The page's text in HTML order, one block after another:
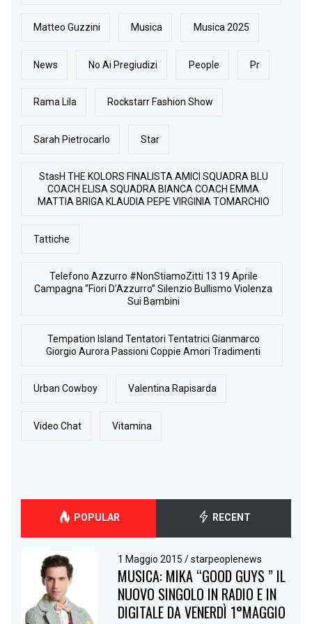
Matteo Guzzini Musica Musica 2025
News No Ai Pregiudizi People Pr
Rama Lila Rockstarr Fashion Show
Sarah Pietrocarlo Star
StasH THE KOLORS FINALISTA AMICI SQUADRA BLU
COACH ELISA SQUADRA BIANCA COACH EMMA
MATTIA BRIGA KLAUDIA PEPE VIRGINIA TOMARCHIO
Tattiche
Telefono Azzurro #NonStiamoZitti 13 19 Aprile
Campagna “Fiori D’Azzurro” Silenzio Bullismo Violenza
Sui Bambini
Tempation Island Tentatori Tentatrici Gianmarco
Giorgio Aurora Passioni Coppie Amori Tradimenti
Urban Cowboy Valentina Rapisarda
Video Chat Vitamina
POPULAR RECENT
1 Maggio 2015/ starpeoplenews
MUSICA: MIKA “GOOD GUYS ” IL
NUOVO SINGOLO IN RADIO E IN
DIGITALE DA VENERDÌ 1°MAGGIO